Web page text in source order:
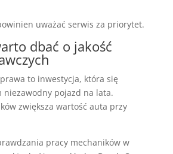
uważać serwis za priorytet.
dbać o jakość
to inwestycja, która się
niezawodny pojazd na lata.
zwiększa wartość auta przy
pracy mechaników w